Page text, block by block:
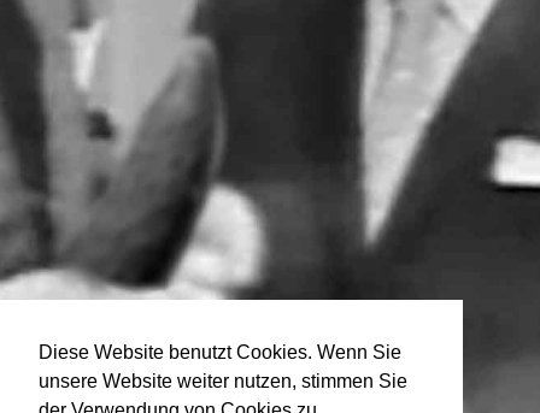
Diese Website benutzt Cookies. Wenn Sie
unsere Website weiter nutzen, stimmen Sie